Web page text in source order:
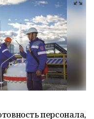
персонала,